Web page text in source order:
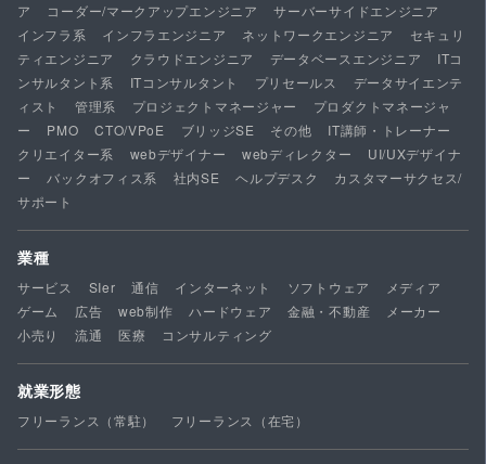
ア
コーダー/マークアップエンジニア
サーバーサイドエンジニア
インフラ系
インフラエンジニア ネットワークエンジニア
セキュリ
ティエンジニア
クラウドエンジニア データベースエンジニア
ITコ
ンサルタント系
ITコンサルタント プリセールス
データサイエンテ
ィスト
管理系 プロジェクトマネージャー
プロダクトマネージャ
ー
PMO CTO/VPoE ブリッジSE その他
IT講師・トレーナー
クリエイター系
webデザイナー webディレクター
UI/UXデザイナ
ー
バックオフィス系 社内SE ヘルプデスク
カスタマーサクセス/
サポート
業種
サービス SIer 通信 インターネット ソフトウェア
メディア
ゲーム
広告 web制作 ハードウェア 金融・不動産
メーカー
小売り
流通 医療 コンサルティング
就業形態
フリーランス（常駐） フリーランス（在宅）